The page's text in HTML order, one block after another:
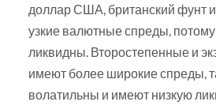
доллар США, британский фунт
узкие валютные спреды,
ликвидны. Второстепенные и
имеют более широкие спреды,
волатильны и имеют низкую